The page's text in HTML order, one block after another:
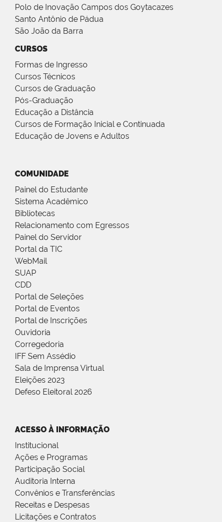
Polo de Inovação Campos dos Goytacazes
Santo Antônio de Pádua
São João da Barra
CURSOS
Formas de Ingresso
Cursos Técnicos
Cursos de Graduação
Pós-Graduação
Educação a Distância
Cursos de Formação Inicial e Continuada
Educação de Jovens e Adultos
COMUNIDADE
Painel do Estudante
Sistema Acadêmico
Bibliotecas
Relacionamento com Egressos
Painel do Servidor
Portal da TIC
WebMail
SUAP
CDD
Portal de Seleções
Portal de Eventos
Portal de Inscrições
Ouvidoria
Corregedoria
IFF Sem Assédio
Sala de Imprensa Virtual
Eleições 2023
Defeso Eleitoral 2026
ACESSO À INFORMAÇÃO
Institucional
Ações e Programas
Participação Social
Auditoria Interna
Convênios e Transferências
Receitas e Despesas
Licitações e Contratos